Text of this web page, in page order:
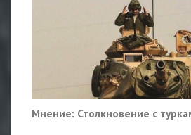
Мнение: Столкновение с